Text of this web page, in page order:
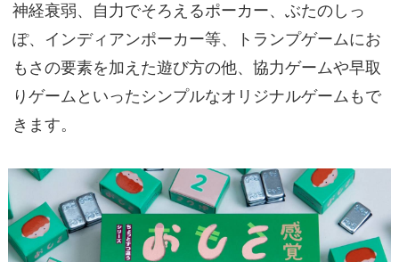
神経衰弱、自力でそろえるポーカー、ぶたのしっ
ぽ、インディアンポーカー等、トランプゲームにお
もさの要素を加えた遊び方の他、協力ゲームや早取
りゲームといったシンプルなオリジナルゲームもで
きます。